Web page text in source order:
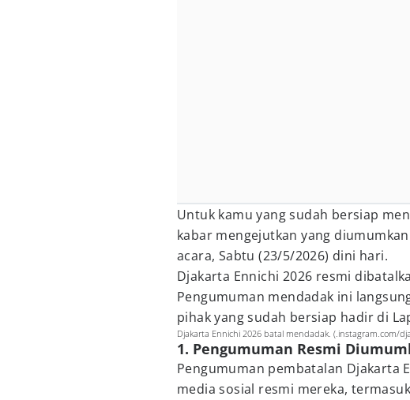
Untuk kamu yang sudah bersiap
kabar mengejutkan yang
acara, Sabtu (23/5/2026) dini hari.
Djakarta Ennichi 2026 resmi
Pengumuman mendadak ini
pihak yang sudah bersiap hadir di
Djakarta Ennichi 2026 batal mendadak. (.instagram.com/
1. Pengumuman Resmi
Pengumuman pembatalan Djakarta
media sosial resmi mereka,